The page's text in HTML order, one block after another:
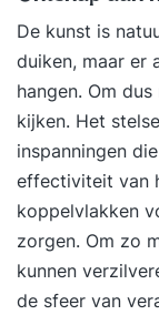
De kunst is
duiken, maar er
hangen. Om
kijken. Het
inspanningen
effectiviteit van
koppelvlakken
zorgen. Om zo
kunnen
de sfeer van